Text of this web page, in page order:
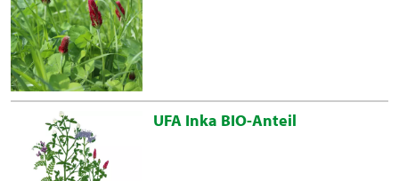
UFA Inka BIO-Anteil